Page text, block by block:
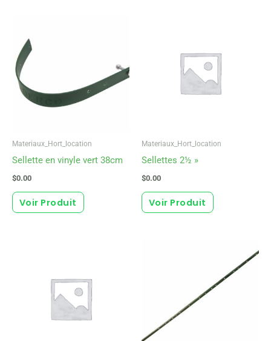
Materiaux_Hort_location
Sellette en vinyle vert 38cm
$0.00
Voir Produit
Materiaux_Hort_location
Sellettes 2½ »
$0.00
Voir Produit